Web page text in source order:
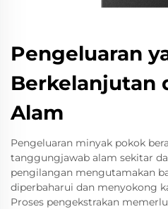
Pengeluaran
Berkelanjutan
Alam
Pengeluaran minyak pokok
tanggungjawab alam sekitar
pengilangan mengutamakan
diperbaharui dan menyokong
Proses pengekstrakan